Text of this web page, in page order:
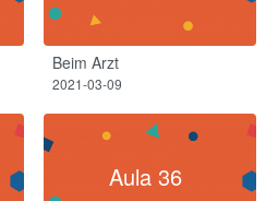
Beim Arzt​
2021-03-09
Aula 36